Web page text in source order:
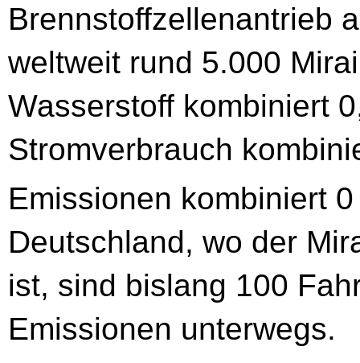
Brennstoffzellenantrieb
weltweit rund 5.000
Wasserstoff kombiniert
Stromverbrauch
Emissionen kombiniert
Deutschland, wo der
ist, sind bislang 100
Emissionen unterwegs.